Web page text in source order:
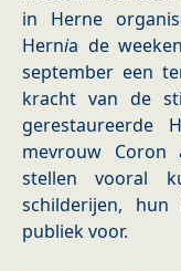
in Herne
Hernia de
september een
kracht van de
mevrouw
stellen vooral
schilderijen,
publiek voor.